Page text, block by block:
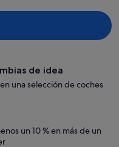
de idea
una selección de coches
un 10 % en más de un